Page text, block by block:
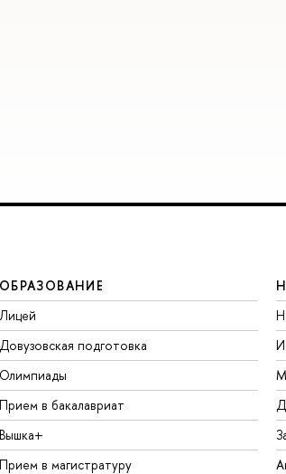
ОБРАЗОВАНИЕ
Лицей
Довузовская подготовка
Олимпиады
Прием в бакалавриат
Вышка+
Прием в магистратуру